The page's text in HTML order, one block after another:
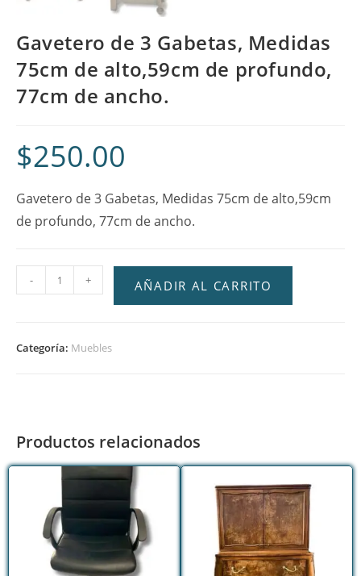
Gavetero de 3 Gabetas, Medidas
75cm de alto,59cm de profundo,
77cm de ancho.
$250.00
Gavetero de 3 Gabetas, Medidas 75cm de alto,59cm
de profundo, 77cm de ancho.
- + AÑADIR AL CARRITO
Categoría: Muebles
Productos relacionados